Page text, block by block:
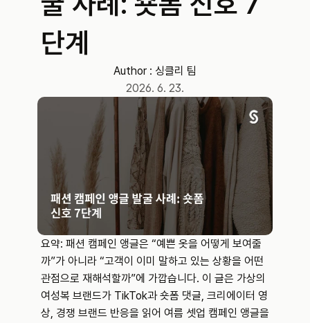
단계
Author : 싱클리 팀
2026. 6. 23.
요약: 패션 캠페인 앵글은 “예쁜 옷을 어떻게 보여줄
까”가 아니라 “고객이 이미 말하고 있는 상황을 어떤
관점으로 재해석할까”에 가깝습니다. 이 글은 가상의
여성복 브랜드가 TikTok과 숏폼 댓글, 크리에이터 영
상, 경쟁 브랜드 반응을 읽어 여름 셋업 캠페인 앵글을